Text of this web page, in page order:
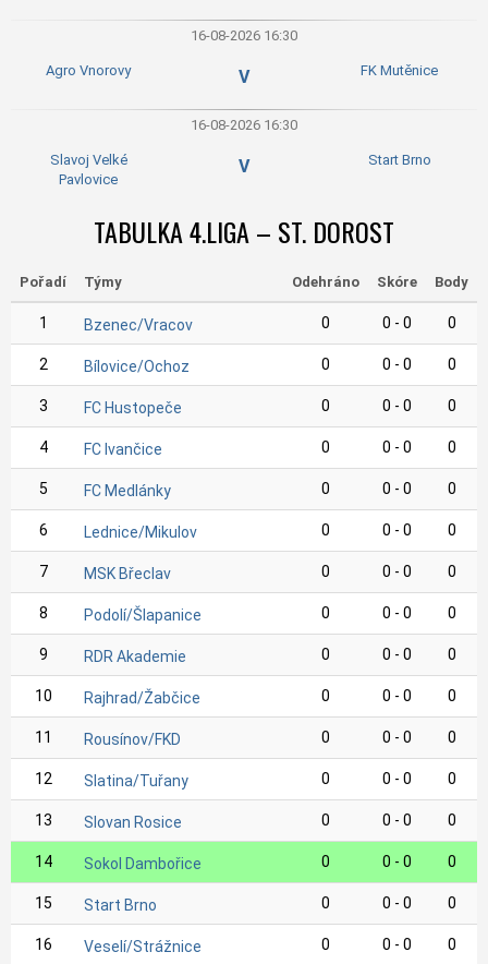
16-08-2026 16:30
Agro Vnorovy V FK Mutěnice
16-08-2026 16:30
Slavoj Velké
Pavlovice
V Start Brno
TABULKA 4.LIGA – ST. DOROST
Pořadí Týmy Odehráno Skóre Body
1 Bzenec/Vracov 0 0 - 0 0
2 Bílovice/Ochoz 0 0 - 0 0
3 FC Hustopeče 0 0 - 0 0
4 FC Ivančice 0 0 - 0 0
5 FC Medlánky 0 0 - 0 0
6 Lednice/Mikulov 0 0 - 0 0
7 MSK Břeclav 0 0 - 0 0
8 Podolí/Šlapanice 0 0 - 0 0
9 RDR Akademie 0 0 - 0 0
10 Rajhrad/Žabčice 0 0 - 0 0
11 Rousínov/FKD 0 0 - 0 0
12 Slatina/Tuřany 0 0 - 0 0
13 Slovan Rosice 0 0 - 0 0
14 Sokol Dambořice 0 0 - 0 0
15 Start Brno 0 0 - 0 0
16 Veselí/Strážnice 0 0 - 0 0